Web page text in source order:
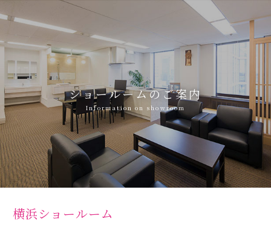
ショールームのご案内
Information on showroom
横浜ショールーム